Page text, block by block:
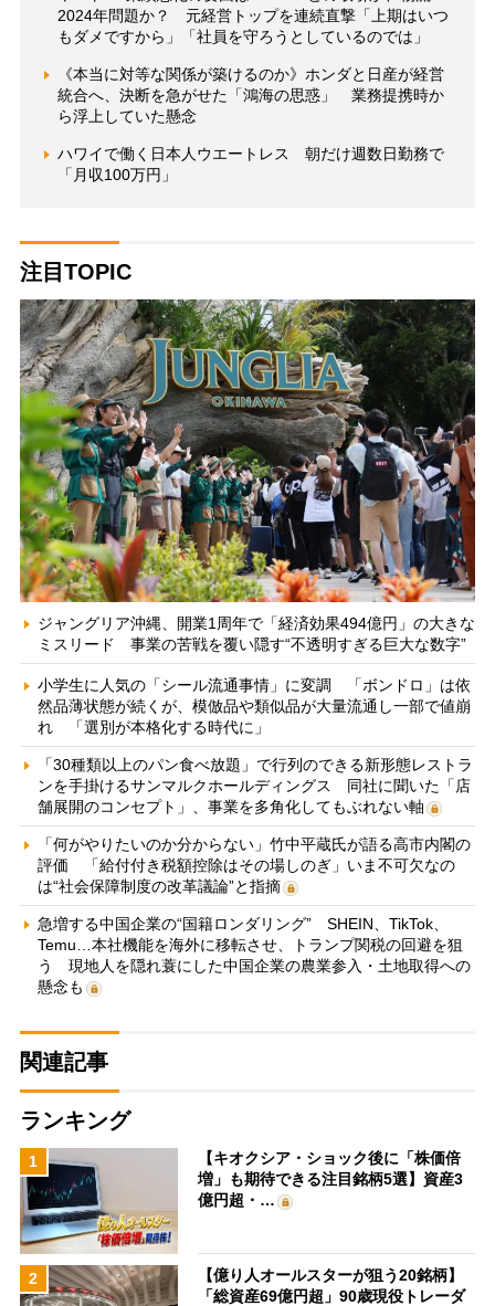
2024年問題か？ 元経営トップを連続直撃「上期はいつ
もダメですから」「社員を守ろうとしているのでは」
《本当に対等な関係が築けるのか》ホンダと日産が経営
統合へ、決断を急がせた「鴻海の思惑」 業務提携時か
ら浮上していた懸念
ハワイで働く日本人ウエートレス 朝だけ週数日勤務で
「月収100万円」
注目TOPIC
ジャングリア沖縄、開業1周年で「経済効果494億円」の大きな
ミスリード 事業の苦戦を覆い隠す“不透明すぎる巨大な数字”
小学生に人気の「シール流通事情」に変調 「ボンドロ」は依
然品薄状態が続くが、模倣品や類似品が大量流通し一部で値崩
れ 「選別が本格化する時代に」
「30種類以上のパン食べ放題」で行列のできる新形態レストラ
ンを手掛けるサンマルクホールディングス 同社に聞いた「店
舗展開のコンセプト」、事業を多角化してもぶれない軸
「何がやりたいのか分からない」竹中平蔵氏が語る高市内閣の
評価 「給付付き税額控除はその場しのぎ」いま不可欠なの
は“社会保障制度の改革議論”と指摘
急増する中国企業の“国籍ロンダリング” SHEIN、TikTok、
Temu…本社機能を海外に移転させ、トランプ関税の回避を狙
う 現地人を隠れ蓑にした中国企業の農業参入・土地取得への
懸念も
関連記事
ランキング
1
【キオクシア・ショック後に「株価倍
増」も期待できる注目銘柄5選】資産3
億円超・…
2
【億り人オールスターが狙う20銘柄】
「総資産69億円超」90歳現役トレーダ